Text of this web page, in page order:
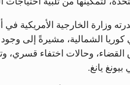
كوريا الشمالية، مشيرةً إلى
وحالات اختفاء قسري،
يانغ.